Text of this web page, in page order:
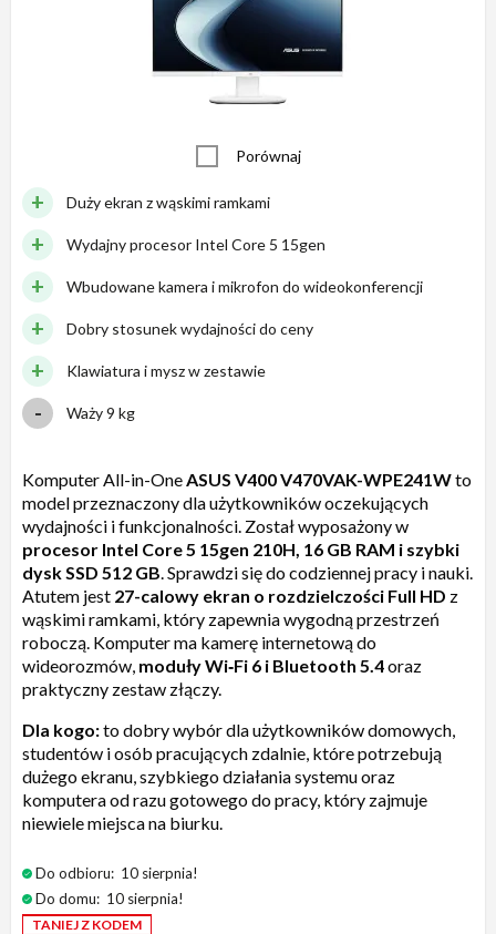
Porównaj
Duży ekran z wąskimi ramkami
Wydajny procesor Intel Core 5 15gen
Wbudowane kamera i mikrofon do wideokonferencji
Dobry stosunek wydajności do ceny
Klawiatura i mysz w zestawie
Waży 9 kg
Komputer All-in-OneASUS V400 V470VAK-WPE241Wto
model przeznaczony dla użytkowników oczekujących
wydajności i funkcjonalności. Został wyposażony w
procesor Intel Core 5 15gen 210H, 16 GB RAM i szybki
dysk SSD 512 GB. Sprawdzi się do codziennej pracy i nauki.
Atutem jest 27-calowy ekran o rozdzielczości Full HD z
wąskimi ramkami, który zapewnia wygodną przestrzeń
roboczą. Komputer ma kamerę internetową do
wideorozmów, moduły Wi‑Fi 6 i Bluetooth 5.4oraz
praktyczny zestaw złączy.
Dla kogo:to dobry wybór dla użytkowników domowych,
studentów i osób pracujących zdalnie, które potrzebują
dużego ekranu, szybkiego działania systemu oraz
komputera od razu gotowego do pracy, który zajmuje
niewiele miejsca na biurku.
Do odbioru: 10 sierpnia!
Do domu: 10 sierpnia!
TANIEJ Z KODEM